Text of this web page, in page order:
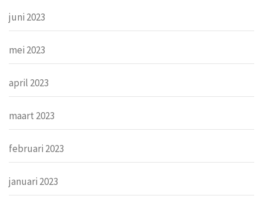
juni 2023
mei 2023
april 2023
maart 2023
februari 2023
januari 2023